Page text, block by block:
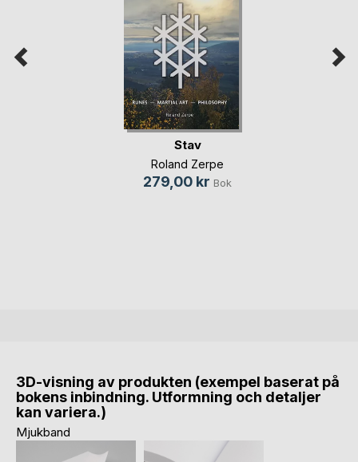
Stav
Roland Zerpe
279,00 kr Bok
3D-visning av produkten (exempel baserat på
bokens inbindning. Utformning och detaljer
kan variera.)
Mjukband